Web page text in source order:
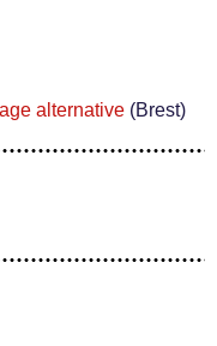
alternative (Brest)